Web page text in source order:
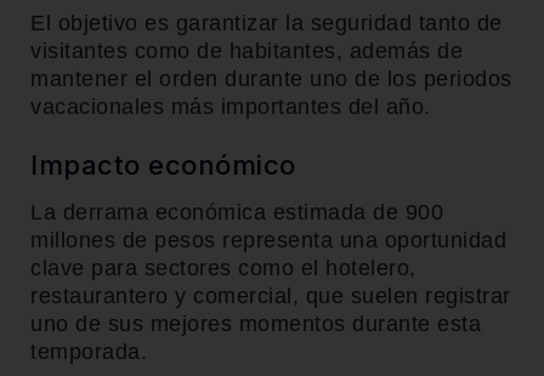
El objetivo es garantizar la seguridad tanto de
visitantes como de habitantes, además de
mantener el orden durante uno de los periodos
vacacionales más importantes del año.
Impacto económico
La derrama económica estimada de 900
millones de pesos representa una oportunidad
clave para sectores como el hotelero,
restaurantero y comercial, que suelen registrar
uno de sus mejores momentos durante esta
temporada.